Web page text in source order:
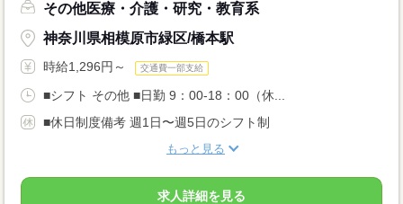
その他医療・介護・研究・教育系
神奈川県相模原市緑区/橋本駅
時給1,296円～ 交通費一部支給
■シフト その他 ■日勤 9：00-18：00（休...
■休日制度備考 週1日〜週5日のシフト制
もっと見る
求人詳細を見る